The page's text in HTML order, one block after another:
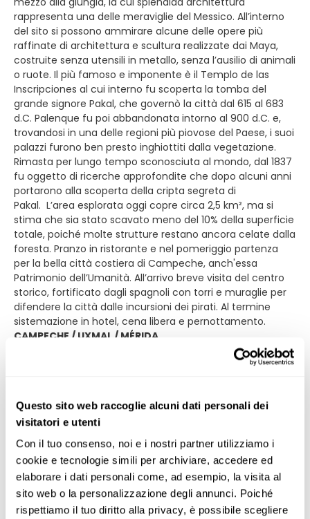
Questo sito web raccoglie alcuni dati personali dei
visitatori e utenti
Con il tuo consenso, noi e i nostri partner utilizziamo i
cookie e tecnologie simili per archiviare, accedere ed
elaborare i dati personali come, ad esempio, la visita al
sito web o la personalizzazione degli annunci. Poiché
rispettiamo il tuo diritto alla privacy, è possibile scegliere
rappresenta una delle meraviglie del Messico. All’interno
del sito si possono ammirare alcune delle opere più
raffinate di architettura e scultura realizzate dai Maya,
costruite senza utensili in metallo, senza l’ausilio di animali
o ruote. Il più famoso e imponente è il Templo de las
Inscripciones al cui interno fu scoperta la tomba del
grande signore Pakal, che governò la città dal 615 al 683
d.C. Palenque fu poi abbandonata intorno al 900 d.C. e,
trovandosi in una delle regioni più piovose del Paese, i suoi
palazzi furono ben presto inghiottiti dalla vegetazione.
Rimasta per lungo tempo sconosciuta al mondo, dal 1837
fu oggetto di ricerche approfondite che dopo alcuni anni
portarono alla scoperta della cripta segreta di
Pakal. L’area esplorata oggi copre circa 2,5 km², ma si
stima che sia stato scavato meno del 10% della superficie
totale, poiché molte strutture restano ancora celate dalla
foresta. Pranzo in ristorante e nel pomeriggio partenza
per la bella città costiera di Campeche, anch'essa
Patrimonio dell’Umanità. All’arrivo breve visita del centro
storico, fortificato dagli spagnoli con torri e muraglie per
difendere la città dalle incursioni dei pirati. Al termine
sistemazione in hotel, cena libera e pernottamento.
CAMPECHE / UXMAL / MÉRIDA
12° giorno – giovedì 4 Giugno – CAMPECHE / UXMAL /
con sosta al sito archeologico di Uxmal, inserito
dall'UNESCO tra i Patrimoni dell'Umanità, per visitare i resti
di una delle principali testimonianze della civiltà Maya.
Uxmal, che in lingua maya significa "tre volte ricostruita",
fu il principale centro cerimoniale della civiltà Puuc.
Intorno al 900 d.C. iniziò il suo declino e venne
probabilmente abbandonata a causa di un prolungato
periodo di siccità. Il sito è in ottimo stato di conservazione